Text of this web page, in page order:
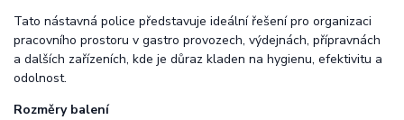
Tato nástavná police představuje ideální řešení pro organizaci
pracovního prostoru v gastro provozech, výdejnách, přípravnách
a dalších zařízeních, kde je důraz kladen na hygienu, efektivitu a
odolnost.
Rozměry balení